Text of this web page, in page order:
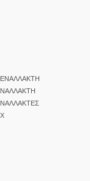
ΕΝΑΛΛΑΚΤΗ